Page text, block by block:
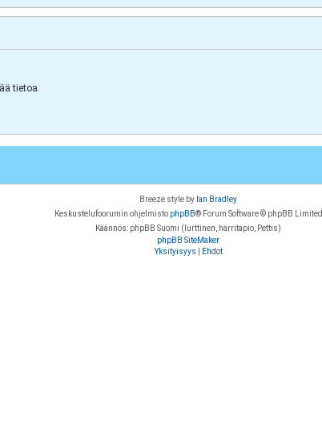
tietoa.
Breeze style by Ian Bradley
Keskustelufoorumin ohjelmisto phpBB® Forum Software © phpBB Limited
Käännös: phpBB Suomi (lurttinen, harritapio, Pettis)
phpBB SiteMaker
Yksityisyys
Ehdot